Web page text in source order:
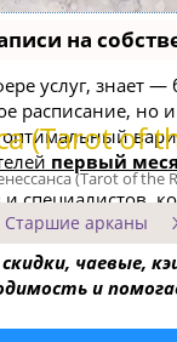
на
услуг, знает
расписание,
первый
и специалистов,
и
чаевые,
и
(Tarot of
(Tarot of the
Старшие арканы